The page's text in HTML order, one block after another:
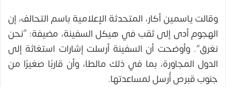
وقالت ياسمين أكار، المتحدثة الإعلامية باسم التحالف، إن
الهجوم أدى إلى ثقب في هيكل السفينة، مضيفة: “نحن
نغرق”. وأوضحت أن السفينة أرسلت إشارات استغاثة إلى
الدول المجاورة، بما في ذلك مالطا، وأن قاربًا صغيرًا من
جنوب قبرص أُرسل لمساعدتها.